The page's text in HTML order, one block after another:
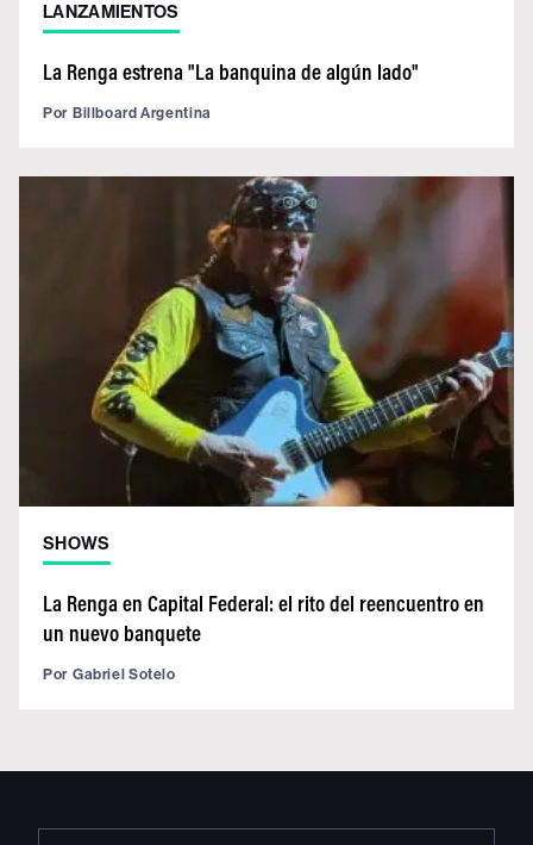
LANZAMIENTOS
La Renga estrena "La banquina de algún lado"
Por Billboard Argentina
SHOWS
La Renga en Capital Federal: el rito del reencuentro en
un nuevo banquete
Por Gabriel Sotelo